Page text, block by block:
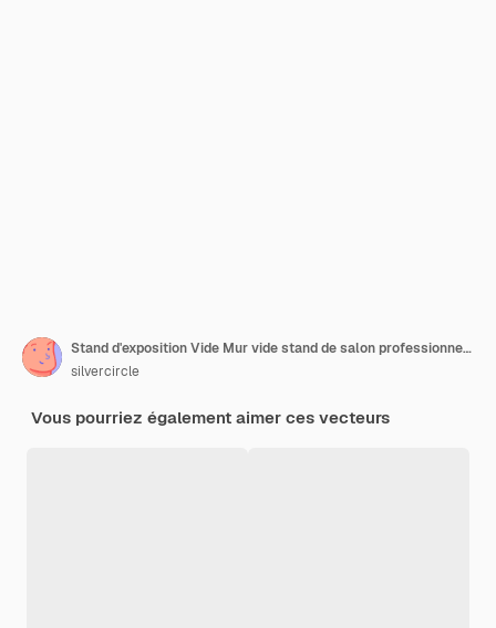
Stand d'exposition Vide Mur vide stand de salon professionnel maquette Exposition Exposition Vue de face Illustration vectorielle détaillée eps10 isolé sur fond blanc Publicité de produit prêt Rendu 3D
silvercircle
Vous pourriez également aimer ces vecteurs